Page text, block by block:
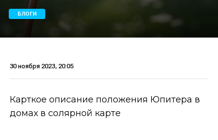
БЛОГИ
30 ноября 2023, 20:05
Карткое описание положения Юпитера в
домах в солярной карте